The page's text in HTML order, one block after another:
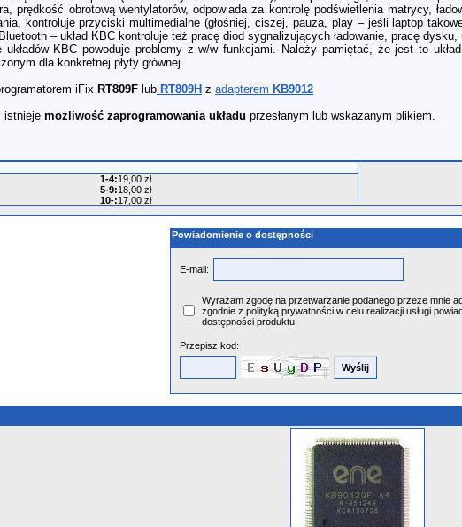
prędkość obrotową wentylatorów, odpowiada za kontrolę podświetlenia matrycy,
kontroluje przyciski multimedialne (głośniej, ciszej, pauza, play – jeśli laptop
– układ KBC kontroluje też pracę diod sygnalizujących ładowanie, pracę
układów KBC powoduje problemy z w/w funkcjami. Należy pamiętać, że jest to
dla konkretnej płyty głównej.
iFix RT809F lub RT809H z adapterem KB9012
istnieje możliwość zaprogramowania układu przesłanym lub wskazanym plikiem.
1-4:19,00 zł
5-9:18,00 zł
10-:17,00 zł
Powiadomienie o dostępności
E-mail:
Wyrażam zgodę na przetwarzanie podanego przeze mnie
zgodnie z polityką prywatności w celu realizacji usługi
dostępności produktu.
Przepisz kod: